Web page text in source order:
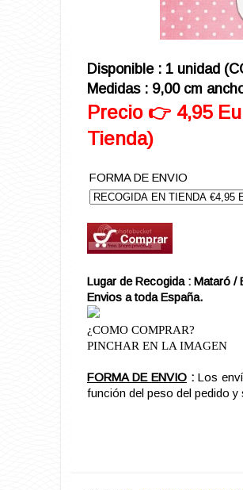
Disponible : 1 unidad
Medidas : 9,00 cm
Precio 👉 4,95
Tienda)
FORMA DE ENVIO
Lugar de Recogida : Mataró /
Envios a toda España.
¿COMO COMPRAR?
PINCHAR EN LA IMAGEN
FORMA DE ENVIO:Los
función del peso del pedido